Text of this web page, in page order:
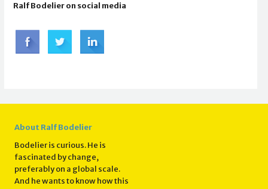
Ralf Bodelier on social media
About Ralf Bodelier
Bodelier is curious. He is
fascinated by change,
preferably on a global scale.
And he wants to know how this